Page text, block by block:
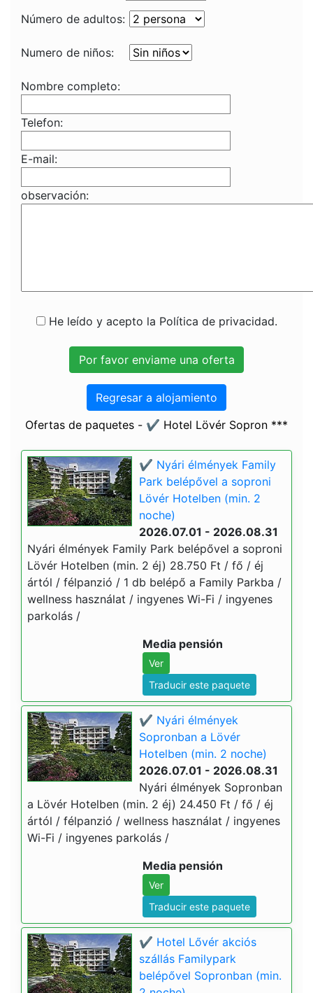
Número de adultos:
Numero de niños:
Nombre completo:
Telefon:
E-mail:
observación:
He leído y acepto la Política de privacidad.
Regresar a alojamiento
Ofertas de paquetes - ✔️ Hotel Lövér Sopron ***
✔️ Nyári élmények Family
Park belépővel a soproni
Lövér Hotelben (min. 2
noche)
2026.07.01 - 2026.08.31
Nyári élmények Family Park belépővel a soproni
Lövér Hotelben (min. 2 éj) 28.750 Ft / fő / éj
ártól / félpanzió / 1 db belépő a Family Parkba /
wellness használat / ingyenes Wi-Fi / ingyenes
parkolás /
Media pensión
Ver
Traducir este paquete
✔️ Nyári élmények
Sopronban a Lövér
Hotelben (min. 2 noche)
2026.07.01 - 2026.08.31
Nyári élmények Sopronban
a Lövér Hotelben (min. 2 éj) 24.450 Ft / fő / éj
ártól / félpanzió / wellness használat / ingyenes
Wi-Fi / ingyenes parkolás /
Media pensión
Ver
Traducir este paquete
✔️ Hotel Lővér akciós
szállás Familypark
belépővel Sopronban (min.